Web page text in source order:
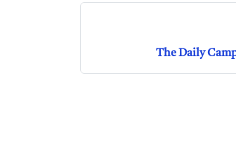
The Daily